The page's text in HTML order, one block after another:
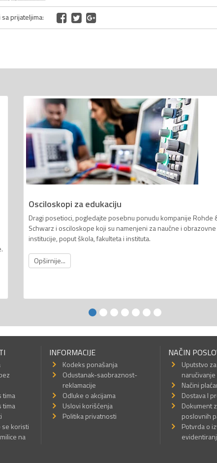
prijateljima:
Osciloskopi za edukaciju
Dragi posetioci, pogledajte posebnu ponudu kompanije Rohde
Schwarz i osciloskope koji su namenjeni za naučne i obrazovne
institucije, poput škola, fakulteta i instituta.
Opširnije...
tima
tima
se koristi
na
INFORMACIJE
Kodeks ponašanja
Odustanak-saobraznost-
reklamacije
Odluke o akcijama
Uslovi korišćenja
Politika privatnosti
NAČIN
Uputstvo
Načini
Dostava I
Dokument
poslovnih
Potvrda o